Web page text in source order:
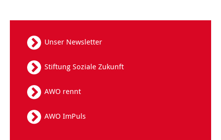
Unser Newsletter
Stiftung Soziale Zukunft
AWO rennt
AWO ImPuls